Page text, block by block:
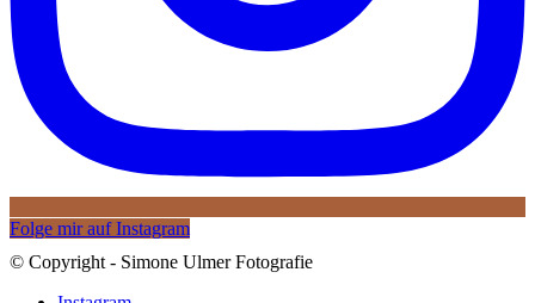
Folge mir auf Instagram
© Copyright - Simone Ulmer Fotografie